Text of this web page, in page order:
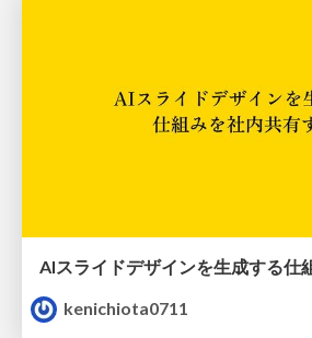
kenichiota0711